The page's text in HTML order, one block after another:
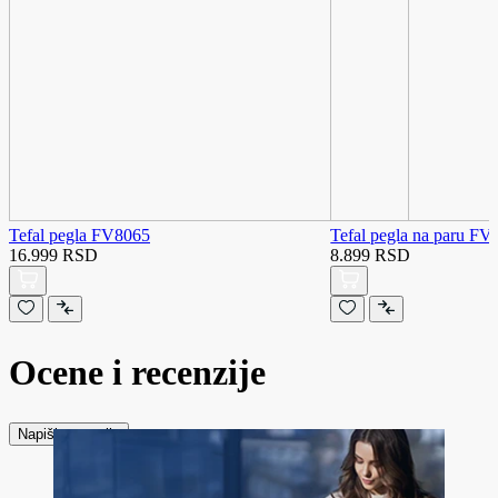
Tefal pegla FV8065
16.999 RSD
Tefal pegla na paru
8.899 RSD
Ocene i recenzije
Napiši recenziju